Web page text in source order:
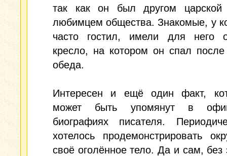
так как он был другом
любимцем общества. Знакомые, у
часто гостил, имели для него
кресло, на котором он спал после
обеда.
Интересен и ещё один факт,
может быть упомянут в
биографиях писателя.
хотелось продемонстрировать
своё оголённое тело. Да и сам, без